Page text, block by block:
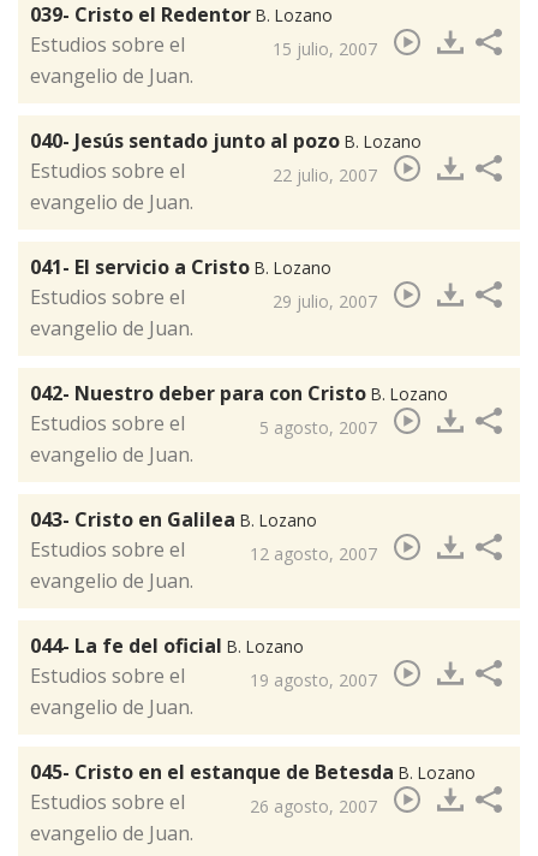
039- Cristo el Redentor B. Lozano
15 julio, 2007
​Estudios sobre el
evangelio de Juan.
040- Jesús sentado junto al pozo B. Lozano
22 julio, 2007
​Estudios sobre el
evangelio de Juan.
041- El servicio a Cristo B. Lozano
29 julio, 2007
Estudios sobre el
evangelio de Juan.
042- Nuestro deber para con Cristo B. Lozano
5 agosto, 2007
​Estudios sobre el
evangelio de Juan.
043- Cristo en Galilea B. Lozano
12 agosto, 2007
​Estudios sobre el
evangelio de Juan.
044- La fe del oficial B. Lozano
19 agosto, 2007
​Estudios sobre el
evangelio de Juan.
045- Cristo en el estanque de Betesda B. Lozano
26 agosto, 2007
Estudios sobre el
evangelio de Juan.